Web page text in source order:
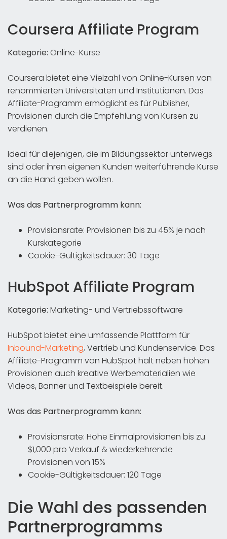
Coursera Affiliate Program
Kategorie: Online-Kurse
Coursera bietet eine Vielzahl von Online-Kursen von
renommierten Universitäten und Institutionen. Das
Affiliate-Programm ermöglicht es für Publisher,
Provisionen durch die Empfehlung von Kursen zu
verdienen.
Ideal für diejenigen, die im Bildungssektor unterwegs
sind oder ihren eigenen Kunden weiterführende Kurse
an die Hand geben wollen.
Was das Partnerprogramm kann:
Provisionsrate: Provisionen bis zu 45% je nach
Kurskategorie
Cookie-Gültigkeitsdauer: 30 Tage
HubSpot Affiliate Program
Kategorie: Marketing- und Vertriebssoftware
HubSpot bietet eine umfassende Plattform für
Inbound-Marketing, Vertrieb und Kundenservice. Das
Affiliate-Programm von HubSpot hält neben hohen
Provisionen auch kreative Werbematerialien wie
Videos, Banner und Textbeispiele bereit.
Was das Partnerprogramm kann:
Provisionsrate: Hohe Einmalprovisionen bis zu
$1,000 pro Verkauf & wiederkehrende
Provisionen von 15%
Cookie-Gültigkeitsdauer: 120 Tage
Die Wahl des passenden
Partnerprogramms